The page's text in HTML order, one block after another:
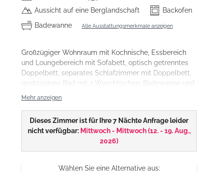
Aussicht auf eine Berglandschaft
Backofen
Badewanne
Alle Ausstattungsmerkmale anzeigen
Großzügiger Wohnraum mit Kochnische, Essbereich
und Loungebereich mit Sofabett, optisch getrenntes
Doppelbett, separates Schlafzimmer mit Doppelbett,
großzügiges Bad mit 2 Waschtischen, Badewanne und
separater Dusche, WC separat, Westbalkon, Telefon,
Safe, 3 Sat-TV, Haarfön, Wellnesskorb mit
Mehr anzeigen
Dieses Zimmer ist für Ihre 7 Nächte Anfrage leider
nicht verfügbar: Mittwoch - Mittwoch(12. - 19. Aug.,
2026)
Wählen Sie eine Alternative aus: